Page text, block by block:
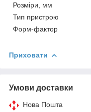
Розміри, мм
Тип пристрою
Форм-фактор
Приховати
Умови доставки
Нова Пошта